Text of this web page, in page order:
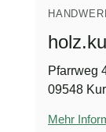
Pfarrweg
09548
Mehr